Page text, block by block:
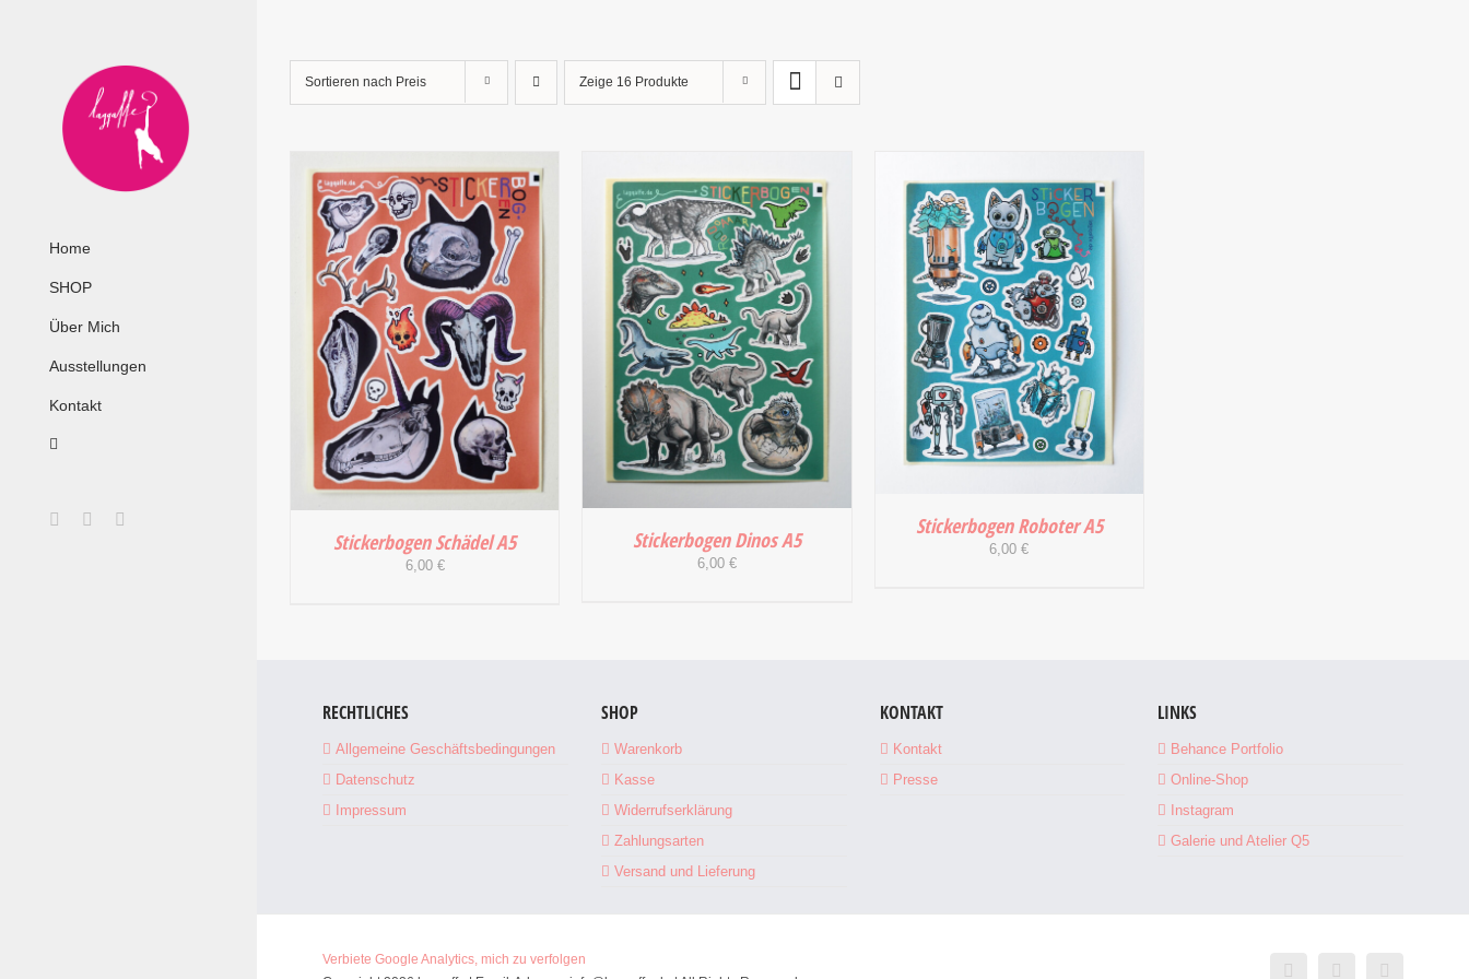
Home
SHOP
Über Mich
Ausstellungen
Kontakt
FacebookInstagram
Sortieren nach Preis Zeige 16 Produkte
DETAILS
Stickerbogen Schädel A5
6,00 €
Stickerbogen Dinos A5
6,00 €
Stickerbogen Roboter A5
6,00€
RECHTLICHES
Allgemeine Geschäftsbedingungen
Datenschutz
Impressum
SHOP
Warenkorb
Kasse
Widerrufserklärung
Zahlungsarten
Versand und Lieferung
KONTAKT
Kontakt
Presse
LINKS
Behance Portfolio
Online-Shop
Instagram
Galerie und Atelier Q5
Verbiete Google Analytics, mich zu verfolgen